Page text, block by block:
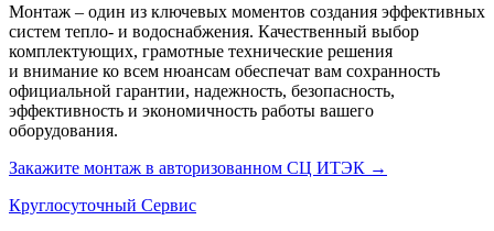
Монтаж – один из ключевых моментов создания эффективных
систем тепло- и водоснабжения. Качественный выбор
комплектующих, грамотные технические решения
и внимание ко всем нюансам обеспечат вам сохранность
официальной гарантии, надежность, безопасность,
эффективность и экономичность работы вашего
оборудования.
Закажите монтаж в авторизованном СЦ ИТЭК →
Круглосуточный Сервис